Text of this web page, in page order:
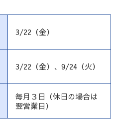
3/22（金）
3/22（金）、9/24（火）
毎月３日（休日の場合は
翌営業日）